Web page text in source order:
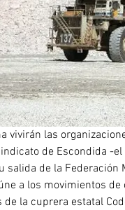
vivirán las
de Escondida -
de la Federación
a los movimientos
de la cuprera estatal